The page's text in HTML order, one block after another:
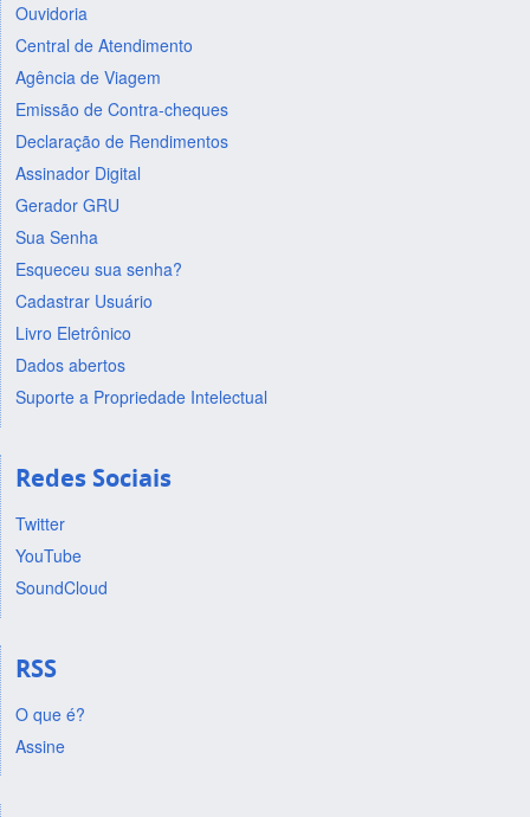
Ouvidoria
Central de Atendimento
Agência de Viagem
Emissão de Contra-cheques
Declaração de Rendimentos
Assinador Digital
Gerador GRU
Sua Senha
Esqueceu sua senha?
Cadastrar Usuário
Livro Eletrônico
Dados abertos
Suporte a Propriedade Intelectual
Redes Sociais
Twitter
YouTube
SoundCloud
RSS
O que é?
Assine